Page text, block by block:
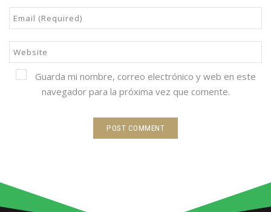
Guarda mi nombre, correo electrónico y web en este
navegador para la próxima vez que comente.